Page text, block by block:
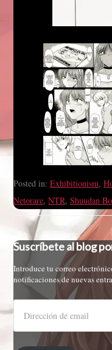
Posted in:Exhibitionism,
Netorare,NTR,Shuudan
Suscríbete al blog
Introduce tu correo
notificaciones de nuevas